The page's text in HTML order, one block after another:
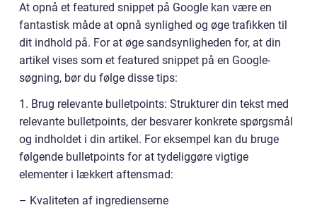
At opnå et featured snippet på Google kan være en
fantastisk måde at opnå synlighed og øge trafikken til
dit indhold på. For at øge sandsynligheden for, at din
artikel vises som et featured snippet på en Google-
søgning, bør du følge disse tips:
1. Brug relevante bulletpoints: Strukturer din tekst med
relevante bulletpoints, der besvarer konkrete spørgsmål
og indholdet i din artikel. For eksempel kan du bruge
følgende bulletpoints for at tydeliggøre vigtige
elementer i lækkert aftensmad:
– Kvaliteten af ingredienserne